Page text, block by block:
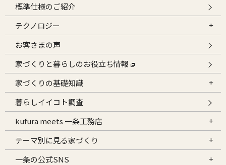
標準仕様のご紹介
テクノロジー
お客さまの声
家づくりと暮らしのお役立ち情報
家づくりの基礎知識
暮らしイイコト調査
kufura meets 一条工務店
テーマ別に見る家づくり
一条の公式SNS